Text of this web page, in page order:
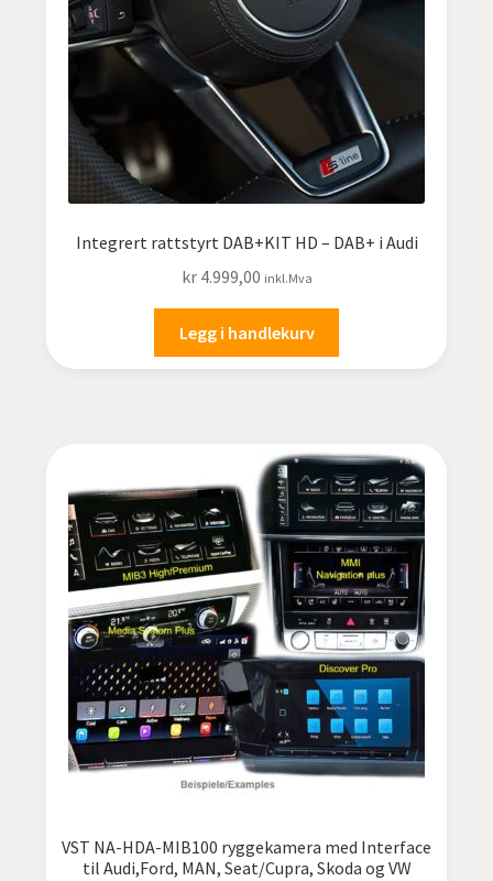
Integrert rattstyrt DAB+KIT HD – DAB+ i Audi
kr4.999,00 inkl.Mva
Legg i handlekurv
VST NA-HDA-MIB100 ryggekamera med Interface
til Audi,Ford, MAN, Seat/Cupra, Skoda og VW